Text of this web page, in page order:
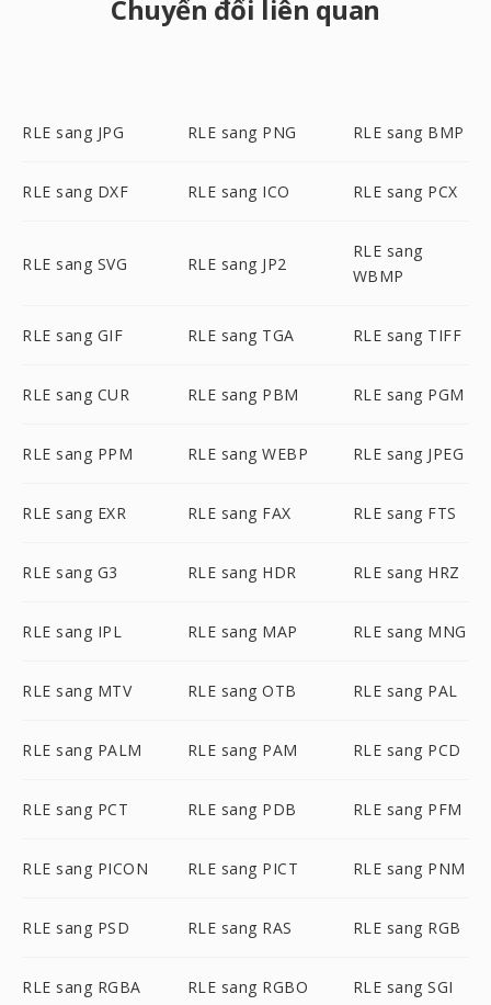
Chuyển đổi liên quan
RLE sang JPG RLE sang PNG RLE sang BMP
RLE sang DXF RLE sang ICO RLE sang PCX
RLE sang SVG RLE sang JP2
RLE sang
WBMP
RLE sang GIF RLE sang TGA RLE sang TIFF
RLE sang CUR RLE sang PBM RLE sang PGM
RLE sang PPM RLE sang WEBP RLE sang JPEG
RLE sang EXR RLE sang FAX RLE sang FTS
RLE sang G3 RLE sang HDR RLE sang HRZ
RLE sang IPL RLE sang MAP RLE sang MNG
RLE sang MTV RLE sang OTB RLE sang PAL
RLE sang PALM RLE sang PAM RLE sang PCD
RLE sang PCT RLE sang PDB RLE sang PFM
RLE sang PICON RLE sang PICT RLE sang PNM
RLE sang PSD RLE sang RAS RLE sang RGB
RLE sang RGBA RLE sang RGBO RLE sang SGI